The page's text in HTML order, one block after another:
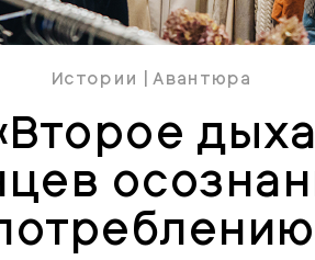
Истории |Авантюра